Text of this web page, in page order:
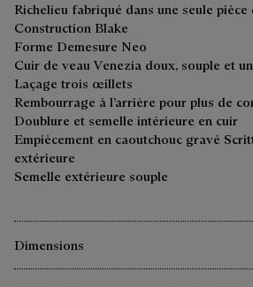
Richelieu fabriqué dans une seule pièce
Construction Blake
Forme Demesure Neo
Cuir de veau Venezia doux, souple et
Laçage trois œillets
Rembourrage à l’arrière pour plus de
Doublure et semelle intérieure en cuir
Empiècement en caoutchouc gravé
extérieure
Semelle extérieure souple
Dimensions